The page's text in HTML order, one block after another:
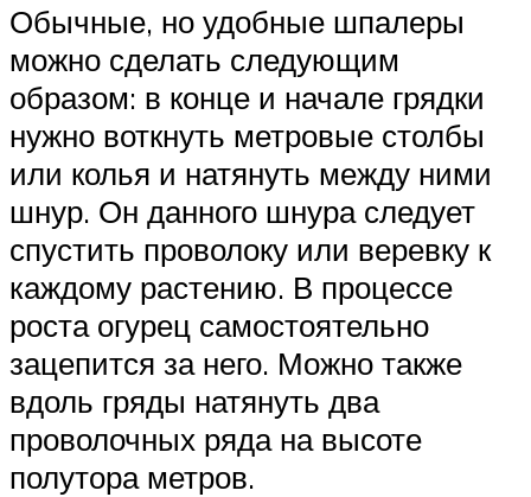
Обычные, но удобные шпалеры
можно сделать следующим
образом: в конце и начале грядки
нужно воткнуть метровые столбы
или колья и натянуть между ними
шнур. Он данного шнура следует
спустить проволоку или веревку к
каждому растению. В процессе
роста огурец самостоятельно
зацепится за него. Можно также
вдоль гряды натянуть два
проволочных ряда на высоте
полутора метров.